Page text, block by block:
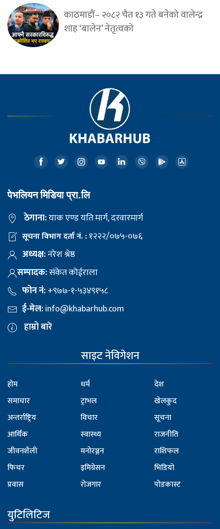
काठमाडौं– २०८२ चैत १३ गते बनेको वालेन्द्र
शाह ‘बालेन’ नेतृत्वको
पेभलियन मिडिया प्रा.लि
ठेगाना:याक एण्ड यति मार्ग, दरवारमार्ग
सूचना विभाग दर्ता नं. :१२२२/०७५-०७६
अध्यक्ष:नरेश श्रेष्ठ
सम्पादक:संकेत कोईराला
फोन नं:+९७७-१-५३४९१५८
ई-मेल:info@khabarhub.com
हाम्रो बारे
साइट नेविगेशन
होम
समाचार
अन्तर्राष्ट्रिय
आर्थिक
जीवनशैली
फिचर
प्रवास
धर्म
ट्राभल
विचार
स्वास्थ्य
मनोरञ्जन
इमिग्रेसन
रोजगार
देश
खेलकुद
सूचना
राजनीति
राशिफल
भिडियो
पोडकास्ट
युटिलिटिज